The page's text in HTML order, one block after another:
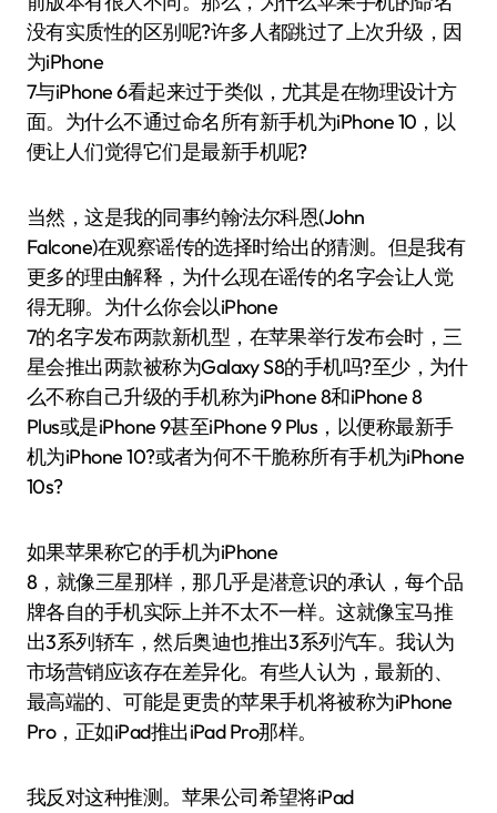
没有实质性的区别呢?许多人都跳过了上次升级，因
为iPhone
7与iPhone 6看起来过于类似，尤其是在物理设计方
面。为什么不通过命名所有新手机为iPhone 10，以
便让人们觉得它们是最新手机呢?
当然，这是我的同事约翰·法尔科恩(John
Falcone)在观察谣传的选择时给出的猜测。但是我有
更多的理由解释，为什么现在谣传的名字会让人觉
得无聊。为什么你会以iPhone
7的名字发布两款新机型，在苹果举行发布会时，三
星会推出两款被称为Galaxy S8的手机吗?至少，为什
么不称自己升级的手机称为iPhone 8和iPhone 8
Plus或是iPhone 9甚至iPhone 9 Plus，以便称最新手
机为iPhone 10?或者为何不干脆称所有手机为iPhone
10s?
如果苹果称它的手机为iPhone
8，就像三星那样，那几乎是潜意识的承认，每个品
牌各自的手机实际上并不太不一样。这就像宝马推
出3系列轿车，然后奥迪也推出3系列汽车。我认为
市场营销应该存在差异化。有些人认为，最新的、
最高端的、可能是更贵的苹果手机将被称为iPhone
Pro，正如iPad推出iPad Pro那样。
我反对这种推测。苹果公司希望将iPad